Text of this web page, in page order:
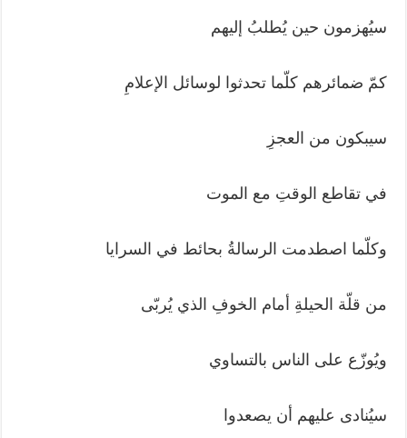
سيُهزمون حين يُطلبُ إليهم
كمّ ضمائرهم كلّما تحدثوا لوسائل الإعلامِ
سيبكون من العجزِ
في تقاطع الوقتِ مع الموت
وكلّما اصطدمت الرسالةُ بحائط في السرايا
من قلّة الحيلةِ أمام الخوفِ الذي يُربّى
ويُوزّع على الناس بالتساوي
سيُنادى عليهم أن يصعدوا